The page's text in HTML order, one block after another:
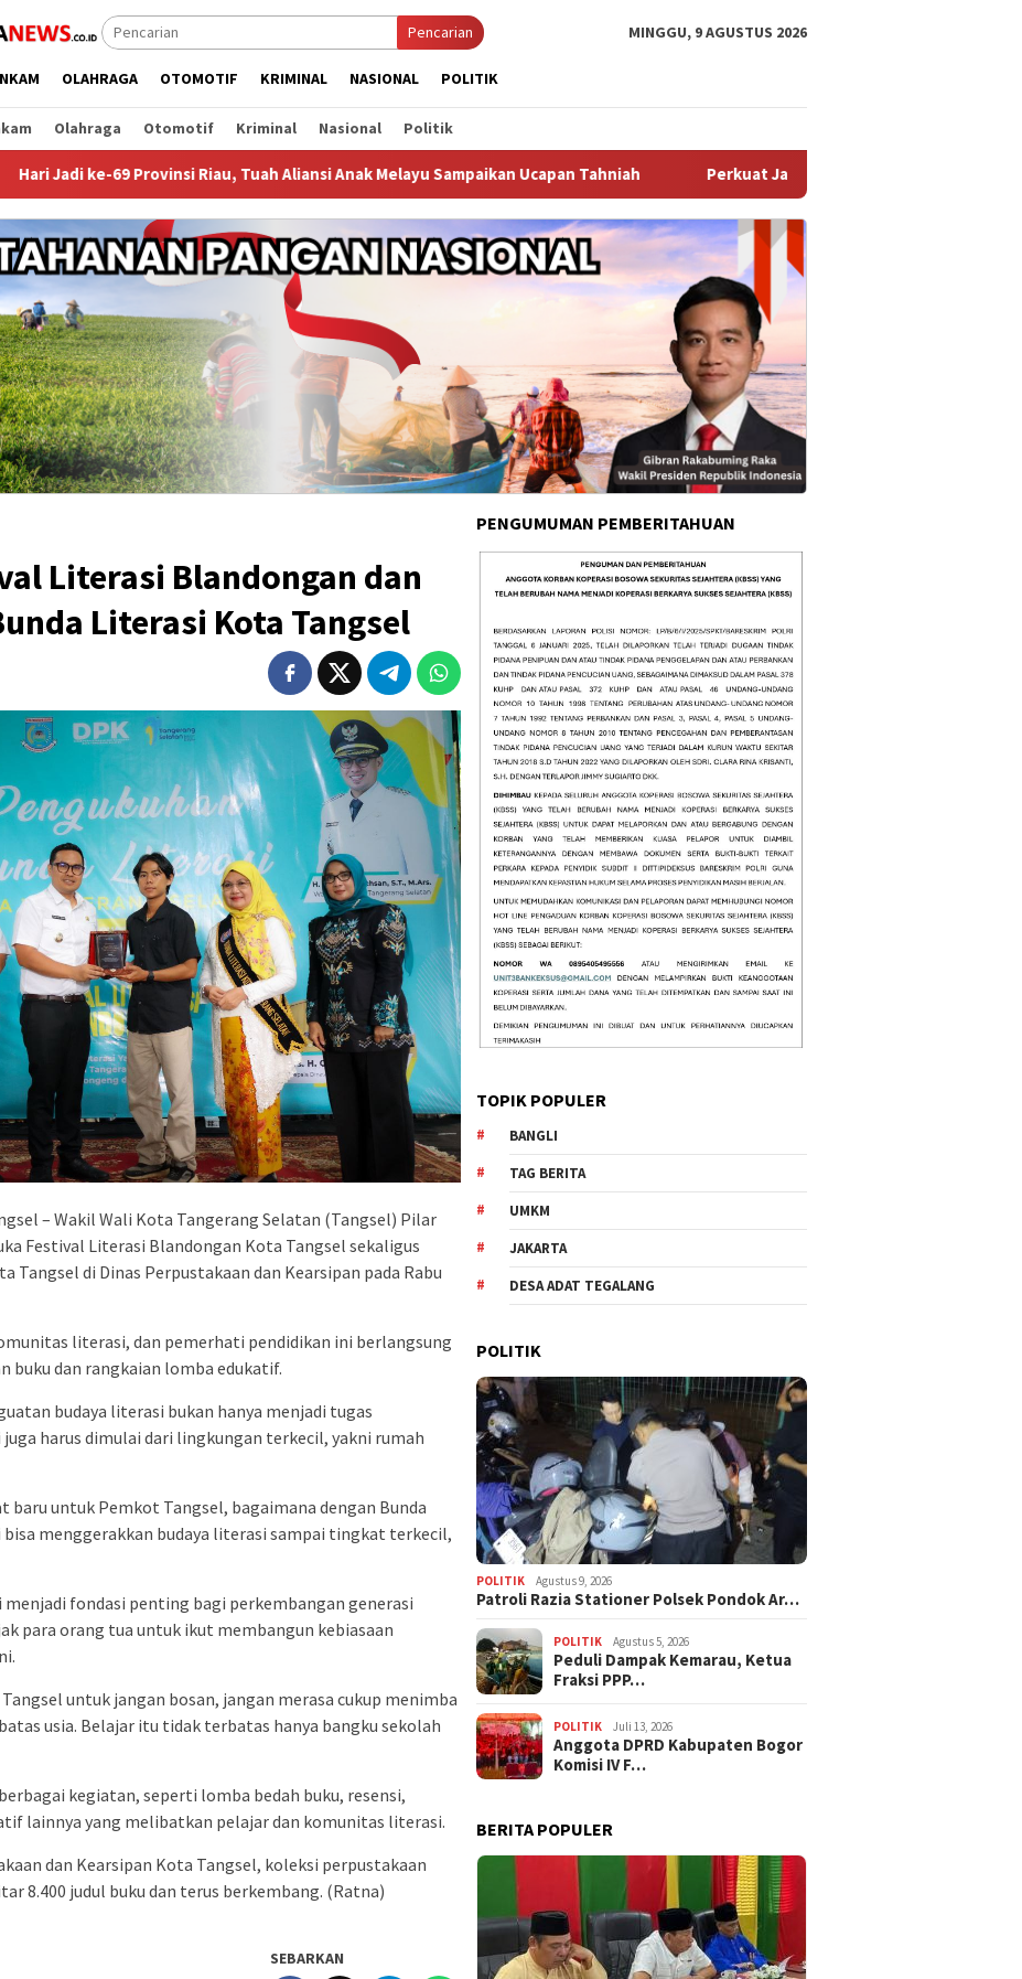
Pencarian MINGGU, 9 AGUSTUS 2026
OLAHRAGA OTOMOTIF KRIMINAL NASIONAL POLITIK
Olahraga Otomotif Kriminal Nasional Politik
Riau, Tuah Aliansi Anak Melayu Sampaikan Ucapan Tahniah Perkuat Jaga Jakarta+ On The Spot, Bhabinkamtibmas
Literasi Blandongan dan
Literasi Kota Tangsel
– Wakil Wali Kota Tangerang Selatan (Tangsel) Pilar
Festival Literasi Blandongan Kota Tangsel sekaligus
Tangsel di Dinas Perpustakaan dan Kearsipan pada Rabu
literasi, dan pemerhati pendidikan ini berlangsung
buku dan rangkaian lomba edukatif.
budaya literasi bukan hanya menjadi tugas
harus dimulai dari lingkungan terkecil, yakni rumah
baru untuk Pemkot Tangsel, bagaimana dengan Bunda
menggerakkan budaya literasi sampai tingkat terkecil,
fondasi penting bagi perkembangan generasi
para orang tua untuk ikut membangun kebiasaan
Tangsel untuk jangan bosan, jangan merasa cukup menimba
usia. Belajar itu tidak terbatas hanya bangku sekolah
kegiatan, seperti lomba bedah buku, resensi,
lainnya yang melibatkan pelajar dan komunitas literasi.
dan Kearsipan Kota Tangsel, koleksi perpustakaan
8.400 judul buku dan terus berkembang. (Ratna)
SEBARKAN
PENGUMUMAN PEMBERITAHUAN
TOPIK POPULER
BANGLI
TAG BERITA
UMKM
JAKARTA
DESA ADAT TEGALANG
POLITIK
POLITIK Agustus 9, 2026
Patroli Razia Stationer Polsek Pondok Ar…
POLITIK Agustus 5, 2026
‎Peduli Dampak Kemarau, Ketua
Fraksi PPP…
POLITIK Juli 13, 2026
Anggota DPRD Kabupaten Bogor
Komisi IV F…
BERITA POPULER